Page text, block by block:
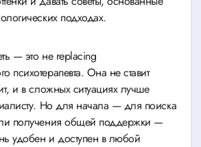
подходах.
— это не replacing
психотерапевта. Она не ставит
и в сложных ситуациях лучше
Но для начала — для поиска
получения общей поддержки —
удобен и доступен в любой